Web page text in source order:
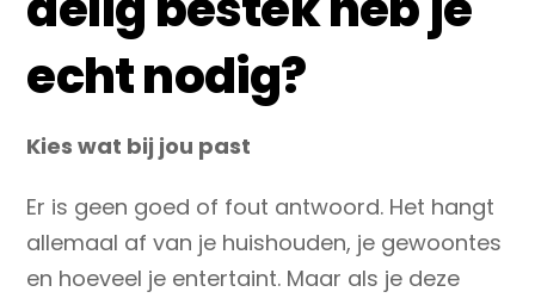
echt nodig?
Kies wat bij jou past
Er is geen goed of fout antwoord. Het hangt
allemaal af van je huishouden, je gewoontes
en hoeveel je entertaint. Maar als je deze